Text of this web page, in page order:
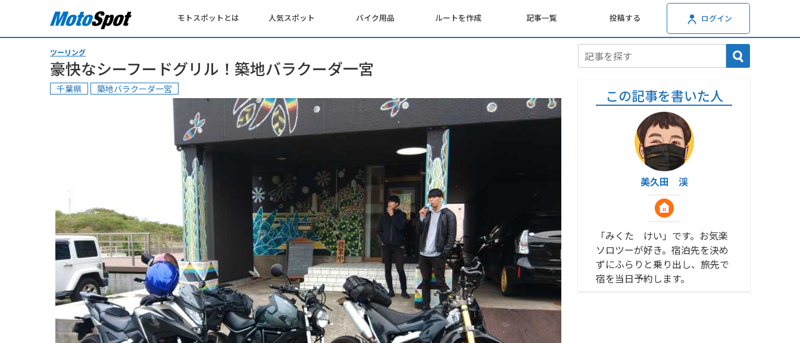
モトスポットとは 人気スポット バイク用品 ルートを作成 記事一覧 投稿する ログイン
ツーリング
豪快なシーフードグリル！築地バラクーダ一宮
千葉県 築地バラクーダ一宮 この記事を書いた人
美久田 渓
「みくた けい」です。お気楽
ソロツーが好き。宿泊先を決め
ずにふらりと乗り出し、旅先で
宿を当日予約します。